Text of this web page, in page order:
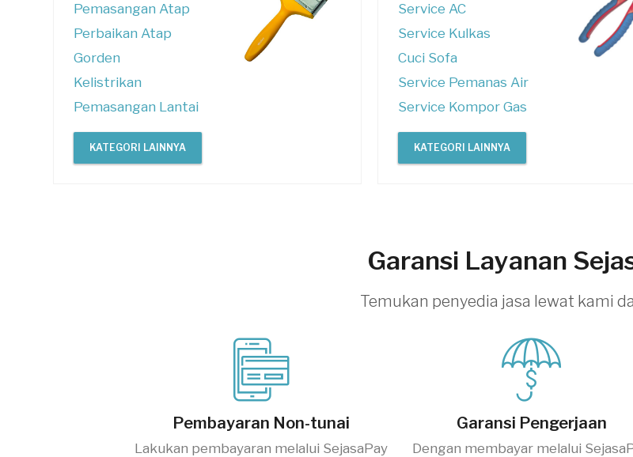
Pemasangan Atap
Perbaikan Atap
Gorden
Kelistrikan
Pemasangan Lantai
KATEGORI LAINNYA
Service AC
Service Kulkas
Cuci Sofa
Service Pemanas Air
Service Kompor Gas
KATEGORI LAINNYA
Garansi Layanan
Temukan penyedia jasa lewat kami
Pembayaran Non-tunai
Lakukan pembayaran melalui SejasaPay
Garansi Pengerjaan
Dengan membayar melalui